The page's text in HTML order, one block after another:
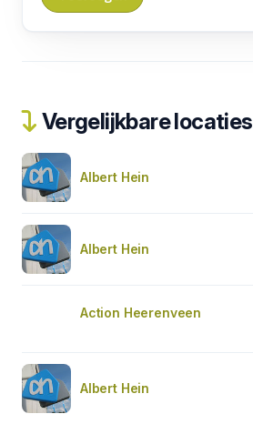
Vergelijkbare locaties
Albert Hein
Albert Hein
Action Heerenveen
Albert Hein